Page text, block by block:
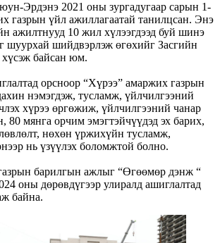
Эрдэнэ 2021 оны зургадугаар сарын 1-
газрын үйл ажиллагаатай танилцсан. Энэ
ажилтнууд 10 жил хүлээгдээд буй шинэ
шуурхай шийдвэрлэж өгөхийг Засгийн
хүсэж байсан юм.
орсноор “Хүрээ” амаржих газрын
нэмэгдэж, тусламж, үйлчилгээний
хүрээ өргөжиж, үйлчилгээний чанар
80 мянга орчим эмэгтэйчүүдэд эх барих,
нөхөн үржихүйн тусламж,
нь үзүүлэх боломжтой болно.
барилгын ажлыг “Өгөөмөр дэнж “
оны дөрөвдүгээр улиралд ашиглалтад
байна.